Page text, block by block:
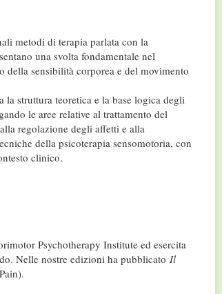
metodi di terapia parlata con la
una svolta fondamentale nel
della sensibilità corporea e del movimento
struttura teoretica e la base logica degli
le aree relative al trattamento del
regolazione degli affetti e alla
della psicoterapia sensomotoria, con
clinico.
Psychotherapy Institute ed esercita
Nelle nostre edizioni ha pubblicato Il